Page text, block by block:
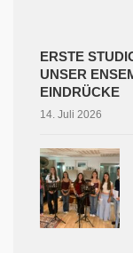
ERSTE
UNSER
EINDRÜCKE
14. Juli 2026